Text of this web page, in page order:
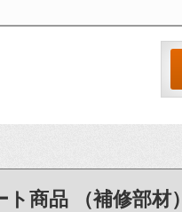
ト商品 （補修部材）